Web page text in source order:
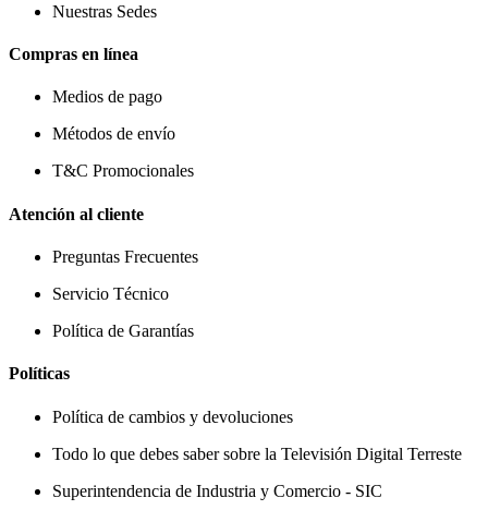
Nuestras Sedes
Compras en línea
Medios de pago
Métodos de envío
T&C Promocionales
Atención al cliente
Preguntas Frecuentes
Servicio Técnico
Política de Garantías
Políticas
Política de cambios y devoluciones
Todo lo que debes saber sobre la Televisión Digital Terreste
Superintendencia de Industria y Comercio - SIC